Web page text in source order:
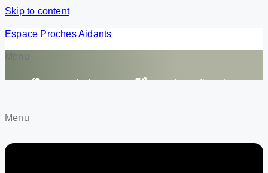
Skip to content
Espace Proches Aidants
Menu
Demande de service Formulaires d’appréciation
Menu
Menu